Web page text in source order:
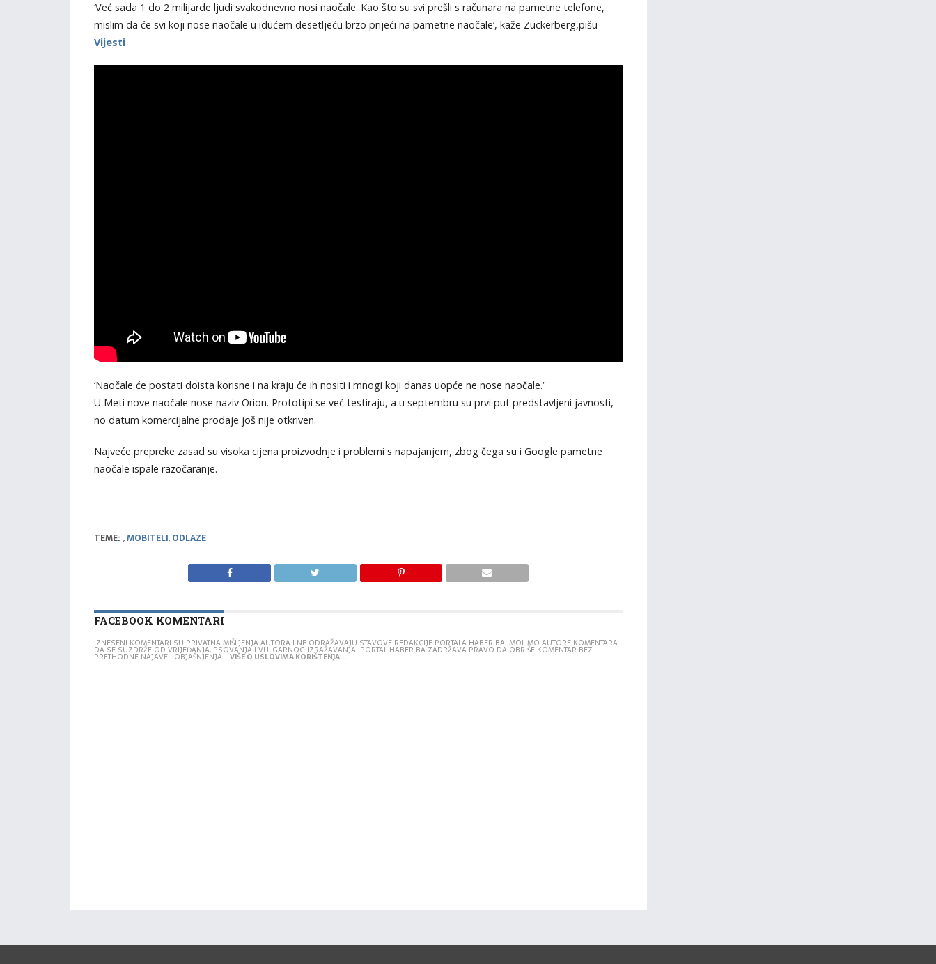
‘Već sada 1 do 2 milijarde ljudi svakodnevno nosi naočale. Kao što su svi prešli s računara na pametne telefone,
mislim da će svi koji nose naočale u idućem desetljeću brzo prijeći na pametne naočale‘, kaže Zuckerberg,pišu
Vijesti
‘Naočale će postati doista korisne i na kraju će ih nositi i mnogi koji danas uopće ne nose naočale.‘
U Meti nove naočale nose naziv Orion. Prototipi se već testiraju, a u septembru su prvi put predstavljeni javnosti,
no datum komercijalne prodaje još nije otkriven.
Najveće prepreke zasad su visoka cijena proizvodnje i problemi s napajanjem, zbog čega su i Google pametne
naočale ispale razočaranje.
TEME: ,MOBITELI, ODLAZE
FACEBOOK KOMENTARI
IZNESENI KOMENTARI SU PRIVATNA MIŠLJENJA AUTORA I NE ODRAŽAVAJU STAVOVE REDAKCIJE PORTALA HABER.BA. MOLIMO AUTORE KOMENTARA
DA SE SUZDRŽE OD VRIJEĐANJA, PSOVANJA I VULGARNOG IZRAŽAVANJA. PORTAL HABER.BA ZADRŽAVA PRAVO DA OBRIŠE KOMENTAR BEZ
PRETHODNE NAJAVE I OBJAŠNJENJA -VIŠE O USLOVIMA KORIŠTENJA...